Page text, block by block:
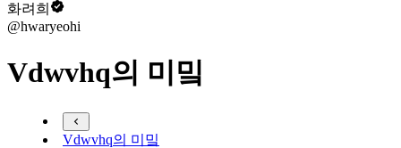
화려희
@hwaryeohi
Vdwvhq의 미밐
Vdwvhq의 미밐